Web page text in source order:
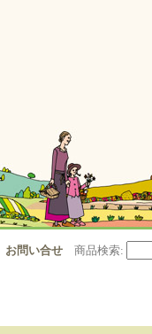
お問い合せ 商品検索: